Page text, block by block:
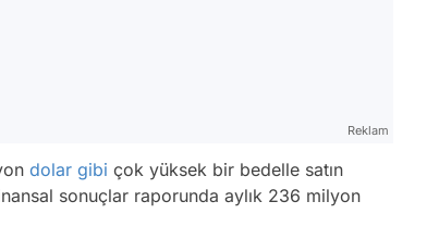
Reklam
dolar gibi çok yüksek bir bedelle satın
sonuçlar raporunda aylık 236 milyon